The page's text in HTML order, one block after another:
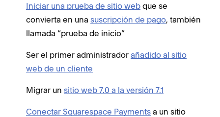
Iniciar una prueba de sitio web que se
convierta en una suscripción de pago, también
llamada “prueba de inicio”
Ser el primer administrador añadido al sitio
web de un cliente
Migrar un sitio web 7.0 a la versión 7.1
Conectar Squarespace Payments a un sitio